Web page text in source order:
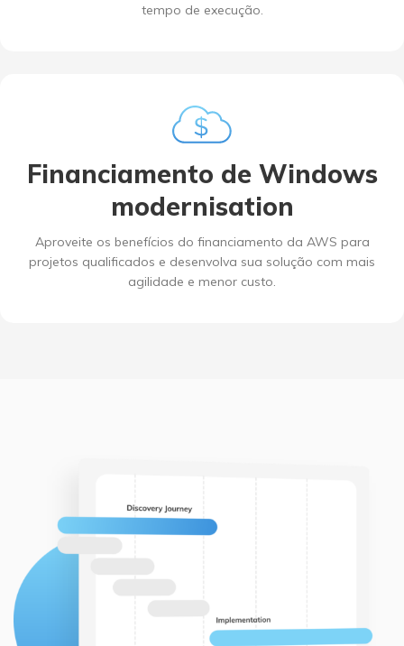
tempo de execução.
Financiamento de Windows
modernisation
Aproveite os benefícios do financiamento da AWS para
projetos qualificados e desenvolva sua solução com mais
agilidade e menor custo.